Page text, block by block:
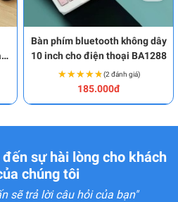
Bàn phím bluetooth không dây
10 inch cho điện thoại BA1288
★★★★★
★★★★★(2 đánh giá)
185.000đ
sự hài lòng cho khách
chúng tôi
sẽ trả lời câu hỏi của bạn"